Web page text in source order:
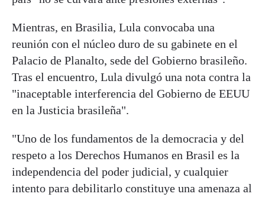
Mientras, en Brasilia, Lula convocaba una
reunión con el núcleo duro de su gabinete en el
Palacio de Planalto, sede del Gobierno brasileño.
Tras el encuentro, Lula divulgó una nota contra la
"inaceptable interferencia del Gobierno de EEUU
en la Justicia brasileña".
"Uno de los fundamentos de la democracia y del
respeto a los Derechos Humanos en Brasil es la
independencia del poder judicial, y cualquier
intento para debilitarlo constituye una amenaza al